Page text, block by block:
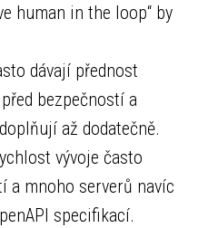
human in the loop“ by
dávají přednost
bezpečností a
až dodatečně.
vývoje často
a mnoho serverů navíc
specifikací.